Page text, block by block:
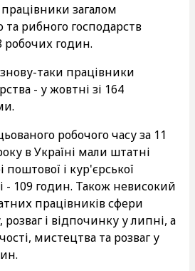
загалом
та рибного господарств
робочих годин.
таки працівники
- у жовтні зі 164
робочого часу за 11
в Україні мали штатні
і кур'єрської
- 109 годин. Також невисокий
працівників сфери
і відпочинку у липні, а
мистецтва та розваг у